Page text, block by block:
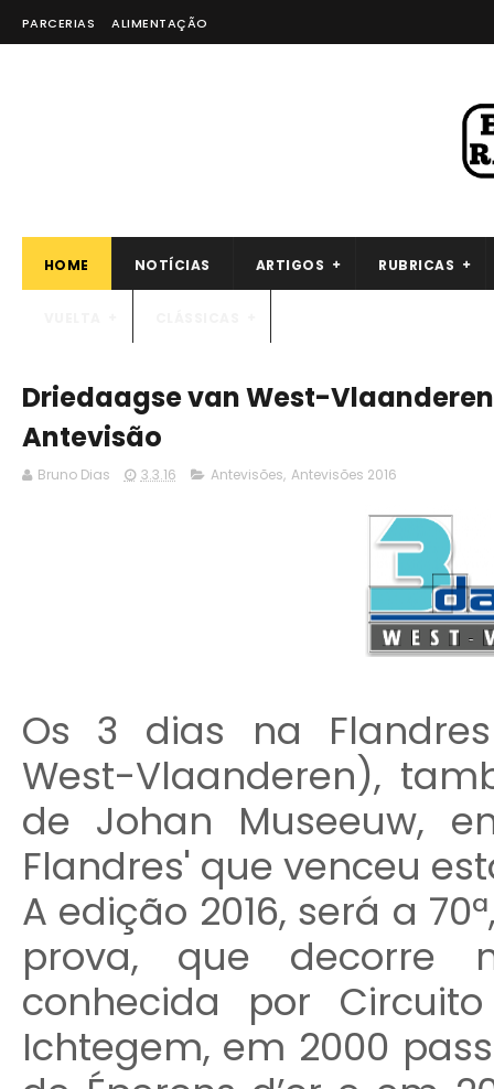
PARCERIAS ALIMENTAÇÃO
HOME NOTÍCIAS ARTIGOS RUBRICAS
Driedaagse van West-
Antevisão
Bruno Dias 3.3.16 Antevisões, Antevisões 2016
Os 3 dias na
West-Vlaanderen),
de Johan Museeuw,
Flandres' que venceu
A edição 2016, será a
prova, que decorre
conhecida por
Ichtegem, em 2000